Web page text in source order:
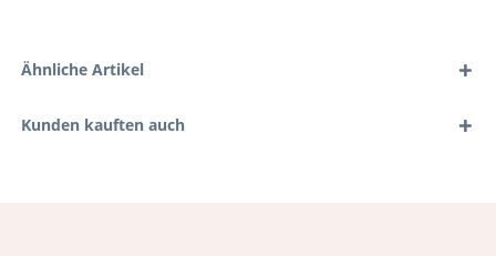
Ähnliche Artikel
Kunden kauften auch